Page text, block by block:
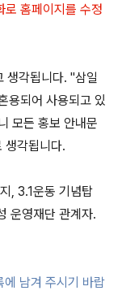
로 홈페이지를 수정
생각됩니다. "삼일
용되어 사용되고 있
모든 홍보 안내문
생각됩니다.
, 3.1운동 기념탑
운영재단 관계자.
남겨 주시기 바랍